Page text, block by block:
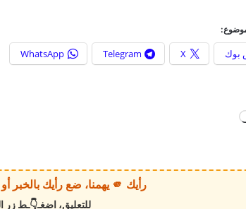
بوك X
Telegram
WhatsApp
ي
رأيك 🫵 يهمنا، ضع رأيك بالخبر أو الموقع بكل وضوح وصراحة!
للتعليق، اضغـ👇ـط زر